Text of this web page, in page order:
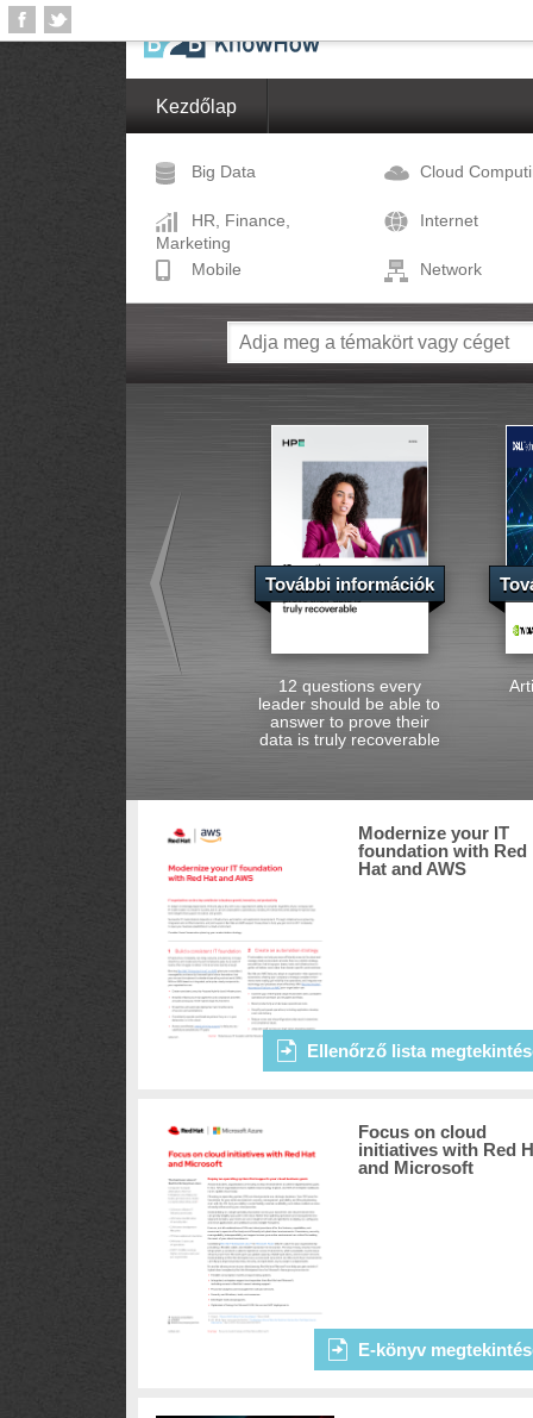
Kezdőlap
Big Data Cloud
HR, Finance,
Marketing
Internet
Mobile Network
További információk
12 questions every
leader should be able to
answer to prove their
data is truly recoverable
Modernize your IT
foundation with Red
Hat and AWS
Ellenőrző lista
Focus on cloud
initiatives with Red
and Microsoft
E-könyv